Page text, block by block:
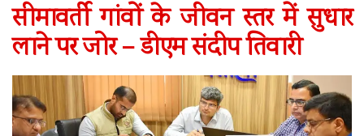
सीमावर्ती गांवों के जीवन स्तर में सुधार
लाने पर जोर – डीएम संदीप तिवारी